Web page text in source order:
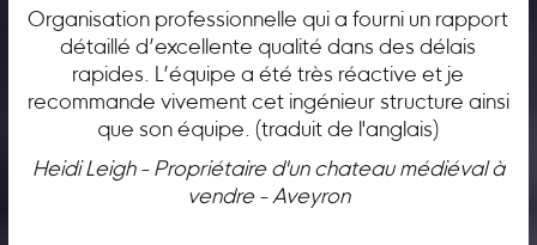
Organisation professionnelle qui a fourni un rapport
détaillé d’excellente qualité dans des délais
rapides. L’équipe a été très réactive et je
recommande vivement cet ingénieur structure ainsi
que son équipe. (traduit de l'anglais)
Heidi Leigh - Propriétaire d'un chateau médiéval à
vendre - Aveyron